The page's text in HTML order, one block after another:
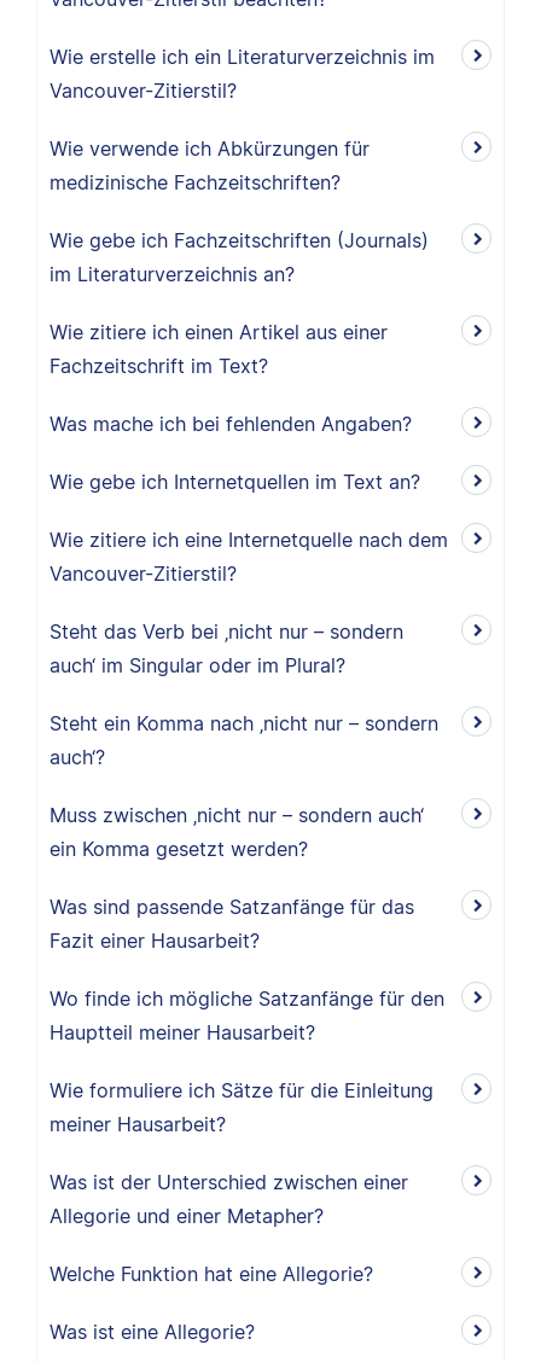
Wie erstelle ich ein Literaturverzeichnis im
Vancouver-Zitierstil?
Wie verwende ich Abkürzungen für
medizinische Fachzeitschriften?
Wie gebe ich Fachzeitschriften (Journals)
im Literaturverzeichnis an?
Wie zitiere ich einen Artikel aus einer
Fachzeitschrift im Text?
Was mache ich bei fehlenden Angaben?
Wie gebe ich Internetquellen im Text an?
Wie zitiere ich eine Internetquelle nach dem
Vancouver-Zitierstil?
Steht das Verb bei ‚nicht nur – sondern
auch‘ im Singular oder im Plural?
Steht ein Komma nach ‚nicht nur – sondern
auch‘?
Muss zwischen ‚nicht nur – sondern auch‘
ein Komma gesetzt werden?
Was sind passende Satzanfänge für das
Fazit einer Hausarbeit?
Wo finde ich mögliche Satzanfänge für den
Hauptteil meiner Hausarbeit?
Wie formuliere ich Sätze für die Einleitung
meiner Hausarbeit?
Was ist der Unterschied zwischen einer
Allegorie und einer Metapher?
Welche Funktion hat eine Allegorie?
Was ist eine Allegorie?